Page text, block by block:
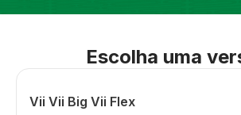
Escolha uma
Vii Vii Big Vii Flex